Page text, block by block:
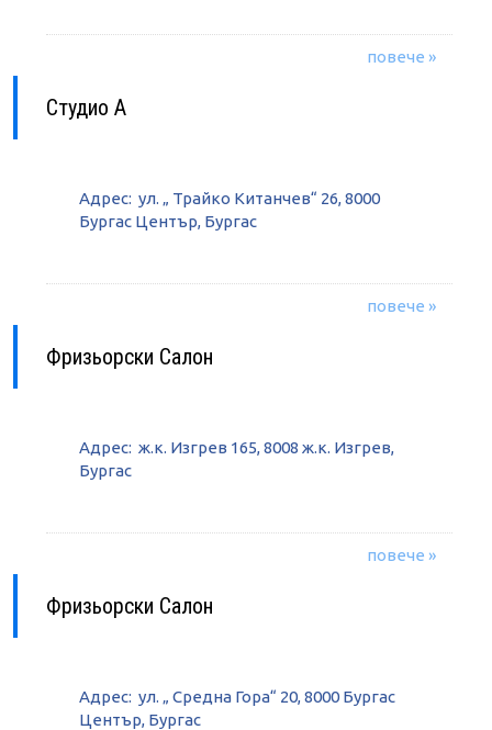
повече »
Студио А
Адрес: ул. „ Трайко Китанчев“ 26, 8000
Бургас Център, Бургас
повече »
Фризьорски Салон
Адрес: ж.к. Изгрев 165, 8008 ж.к. Изгрев,
Бургас
повече »
Фризьорски Салон
Адрес: ул. „ Средна Гора“ 20, 8000 Бургас
Център, Бургас